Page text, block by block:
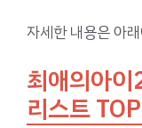
자세한 내용은 아
최애의아
리스트